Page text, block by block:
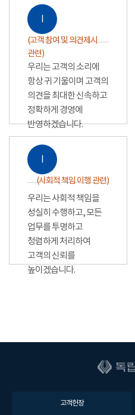
Ⅰ
(고객 참여 및 의견제시
관련)
우리는 고객의 소리에
항상 귀 기울이며 고객의
의견을 최대한 신속하고
정확하게 경영에
반영하겠습니다.
Ⅰ
(사회적 책임 이행 관련)
우리는 사회적 책임을
성실히 수행하고, 모든
업무를 투명하고
청렴하게 처리하여
고객의 신뢰를
높이겠습니다.
고객헌장